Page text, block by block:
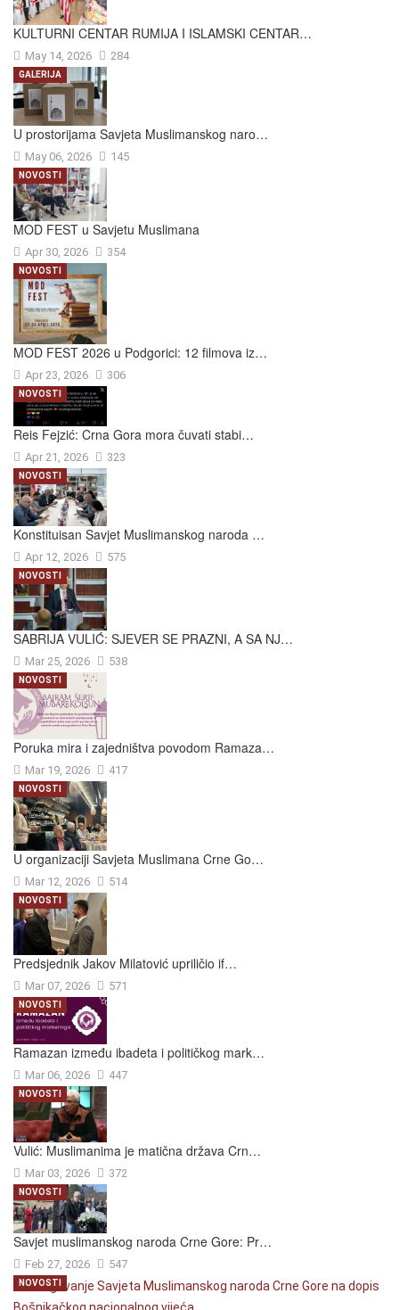
KULTURNI CENTAR RUMIJA I ISLAMSKI CENTAR…
May 14, 2026 284
U prostorijama Savjeta Muslimanskog naro…
May 06, 2026 145
GALERIJA
MOD FEST u Savjetu Muslimana
Apr 30, 2026 354
NOVOSTI
MOD FEST 2026 u Podgorici: 12 filmova iz…
Apr 23, 2026 306
NOVOSTI
Reis Fejzić: Crna Gora mora čuvati stabi…
Apr 21, 2026 323
NOVOSTI
Konstituisan Savjet Muslimanskog naroda …
Apr 12, 2026 575
NOVOSTI
SABRIJA VULIĆ: SJEVER SE PRAZNI, A SA NJ…
Mar 25, 2026 538
NOVOSTI
Poruka mira i zajedništva povodom Ramaza…
Mar 19, 2026 417
NOVOSTI
U organizaciji Savjeta Muslimana Crne Go…
Mar 12, 2026 514
NOVOSTI
Predsjednik Jakov Milatović upriličio if…
Mar 07, 2026 571
NOVOSTI
Ramazan između ibadeta i političkog mark…
Mar 06, 2026 447
NOVOSTI
Vulić: Muslimanima je matična država Crn…
Mar 03, 2026 372
NOVOSTI
Savjet muslimanskog naroda Crne Gore: Pr…
Feb 27, 2026 547
NOVOSTI
NOVOSTI